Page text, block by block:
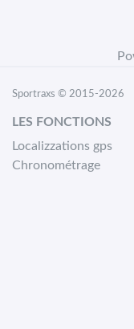
Sportraxs © 2015-2026
LES FONCTIONS
Localizzations gps
Chronométrage